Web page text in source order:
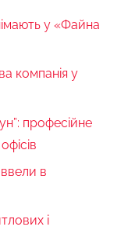
у «Файна
компанія у
професійне
в
і